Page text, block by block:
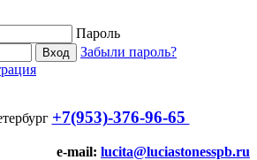
Пароль
Забыли пароль?
+7(953)-376-96-65
e-mail: lucita@luciastonesspb.ru